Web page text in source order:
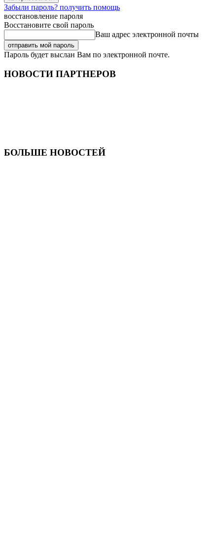
Забыли пароль? получить помощь
восстановление пароля
Восстановите свой пароль
Ваш адрес электронной почты
Пароль будет выслан Вам по электронной почте.
НОВОСТИ ПАРТНЕРОВ
БОЛЬШЕ НОВОСТЕЙ